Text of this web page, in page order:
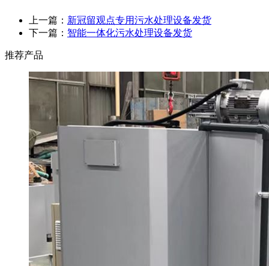
上一篇： 新冠留观点专用污水处理设备发货
下一篇： 智能一体化污水处理设备发货
推荐产品